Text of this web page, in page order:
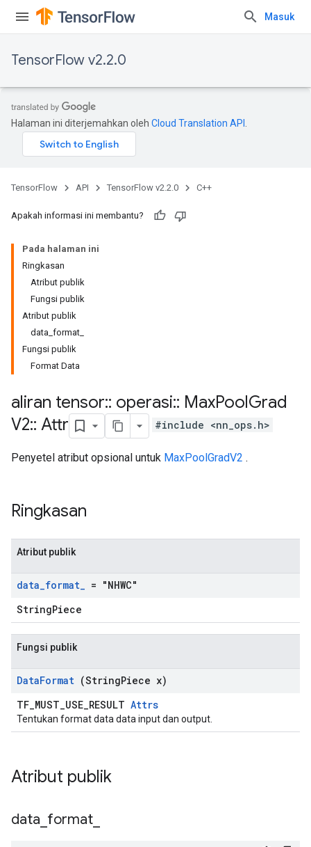
Masuk
TensorFlow v2.2.0
Halaman ini diterjemahkan oleh Cloud Translation API
TensorFlow API TensorFlow v2.2.0 C++
Apakah informasi ini membantu?
Pada halaman ini
Ringkasan
Atribut publik
Fungsi publik
Atribut publik
data_format_
Fungsi publik
Format Data
aliran tensor:: operasi:: MaxPoolGrad
V2:: Attr #include <nn_ops.h>
Penyetel atribut opsional untuk MaxPoolGradV2 .
Ringkasan
Atribut publik
data_format_ = "NHWC"
StringPiece
Fungsi publik
DataFormat (StringPiece x)
TF_MUST_USE_RESULT Attrs
Tentukan format data data input dan output.
Atribut publik
data format